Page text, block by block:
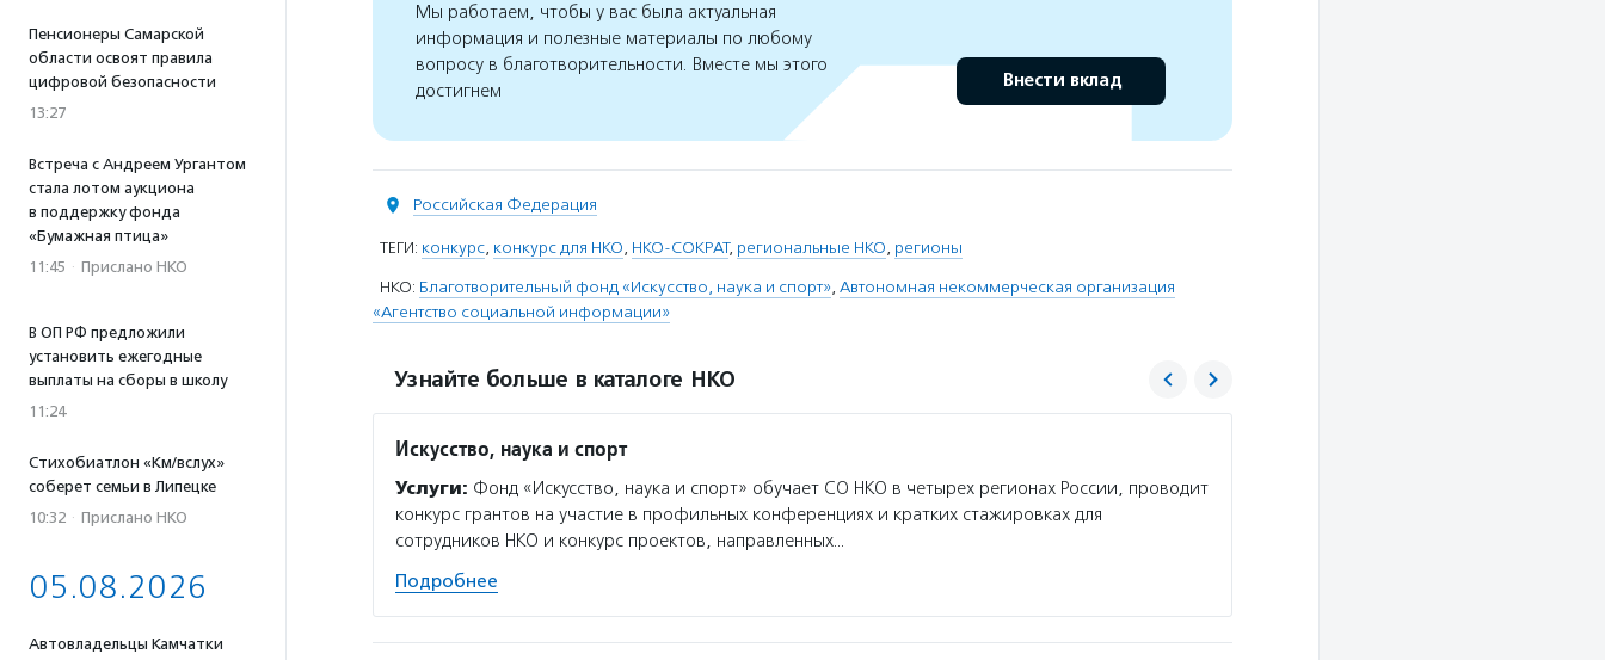
Пенсионеры Самарской
области освоят правила
цифровой безопасности
13:27
Встреча с Андреем Ургантом
стала лотом аукциона
в поддержку фонда
«Бумажная птица»
11:45 · Прислано НКО
В ОП РФ предложили
установить ежегодные
выплаты на сборы в школу
11:24
Стихобиатлон «Км/вслух»
соберет семьи в Липецке
10:32 · Прислано НКО
05.08.2026
Автовладельцы Камчатки
Мы работаем, чтобы у вас была актуальная
информация и полезные материалы по любому
вопросу в благотворительности. Вместе мы этого
достигнем
Внести вклад
Российская Федерация
ТЕГИ: конкурс, конкурс для НКО, НКО-СОКРАТ, региональные НКО, регионы
НКО: Благотворительный фонд «Искусство, наука и спорт», Автономная некоммерческая организация
«Агентство социальной информации»
Узнайте больше в каталоге НКО
Искусство, наука и спорт
Услуги: Фонд «Искусство, наука и спорт» обучает СО НКО в четырех регионах России, проводит
конкурс грантов на участие в профильных конференциях и кратких стажировках для
сотрудников НКО и конкурс проектов, направленных…
Подробнее